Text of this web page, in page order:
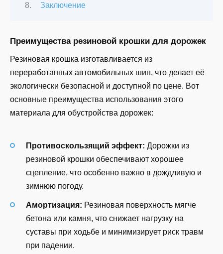
Заключение
Преимущества резиновой крошки для дорожек
Резиновая крошка изготавливается из
переработанных автомобильных шин, что делает её
экологически безопасной и доступной по цене. Вот
основные преимущества использования этого
материала для обустройства дорожек:
Противоскользящий эффект: Дорожки из
резиновой крошки обеспечивают хорошее
сцепление, что особенно важно в дождливую и
зимнюю погоду.
Амортизация: Резиновая поверхность мягче
бетона или камня, что снижает нагрузку на
суставы при ходьбе и минимизирует риск травм
при падении.